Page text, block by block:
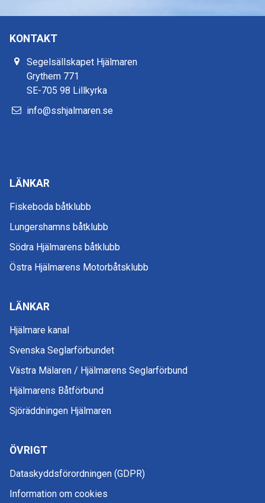
KONTAKT
Segelsällskapet Hjälmaren
Grythem 771
SE-705 98 Lillkyrka
info@sshjalmaren.se
LÄNKAR
Fiskeboda båtklubb
Lungershamns båtklubb
Södra Hjälmarens båtklubb
Östra Hjälmarens Motorbåtsklubb
LÄNKAR
Hjälmare kanal
Svenska Seglarförbundet
Västra Mälaren / Hjälmarens Seglarförbund
Hjälmarens Båtförbund
Sjöräddningen Hjälmaren
ÖVRIGT
Dataskyddsförordningen (GDPR)
Information om cookies